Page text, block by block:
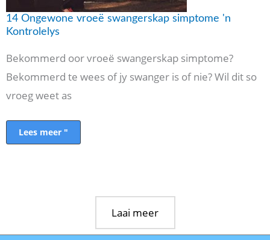
14 Ongewone vroeë swangerskap simptome 'n
Kontrolelys
Bekommerd oor vroeë swangerskap simptome?
Bekommerd te wees of jy swanger is of nie? Wil dit so
vroeg weet as
Lees meer "
Laai meer